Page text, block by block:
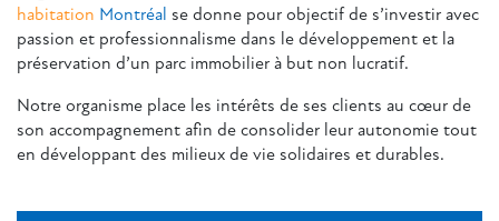
habitation Montréal se donne pour objectif de s’investir avec
passion et professionnalisme dans le développement et la
préservation d’un parc immobilier à but non lucratif.
Notre organisme place les intérêts de ses clients au cœur de
son accompagnement afin de consolider leur autonomie tout
en développant des milieux de vie solidaires et durables.